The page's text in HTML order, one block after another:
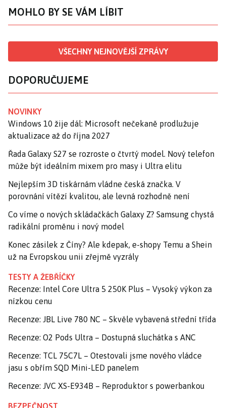
MOHLO BY SE VÁM LÍBIT
VŠECHNY NEJNOVĚJŠÍ ZPRÁVY
DOPORUČUJEME
NOVINKY
Windows 10 žije dál: Microsoft nečekaně prodlužuje
aktualizace až do října 2027
Řada Galaxy S27 se rozroste o čtvrtý model. Nový telefon
může být ideálním mixem pro masy i Ultra elitu
Nejlepším 3D tiskárnám vládne česká značka. V
porovnání vítězí kvalitou, ale levná rozhodně není
Co víme o nových skládačkách Galaxy Z? Samsung chystá
radikální proměnu i nový model
Konec zásilek z Číny? Ale kdepak, e-shopy Temu a Shein
už na Evropskou unii zřejmě vyzrály
TESTY A ŽEBŘÍČKY
Recenze: Intel Core Ultra 5 250K Plus – Vysoký výkon za
nízkou cenu
Recenze: JBL Live 780 NC – Skvěle vybavená střední třída
Recenze: O2 Pods Ultra – Dostupná sluchátka s ANC
Recenze: TCL 75C7L – Otestovali jsme nového vládce
jasu s obřím SQD Mini-LED panelem
Recenze: JVC XS-E934B – Reproduktor s powerbankou
BEZPEČNOST